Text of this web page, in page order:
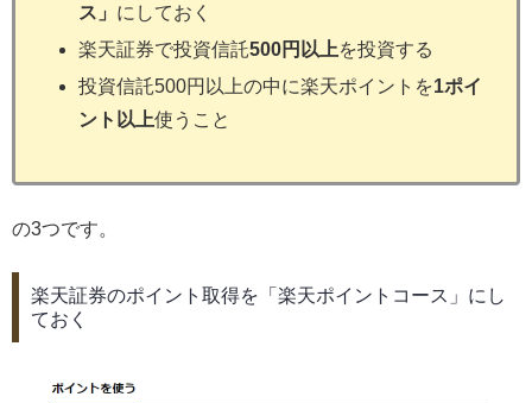
ス」 にしておく
楽天証券で投資信託500円以上を投資する
投資信託500円以上の中に楽天ポイントを1ポイ
ント以上使うこと
の3つです。
楽天証券のポイント取得を「楽天ポイントコース」にし
ておく